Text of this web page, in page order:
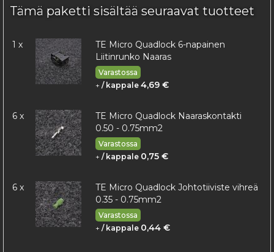
Tämä paketti sisältää seuraavat tuotteet
1 x
TE Micro Quadlock 6-napainen
Liitinrunko Naaras
Varastossa
+ / kappale 4,69 €
6 x
TE Micro Quadlock Naaraskontakti
0.50 - 0.75mm2
Varastossa
+ / kappale 0,75 €
6 x
TE Micro Quadlock Johtotiiviste vihreä
0.35 - 0.75mm2
Varastossa
+ / kappale 0,44 €